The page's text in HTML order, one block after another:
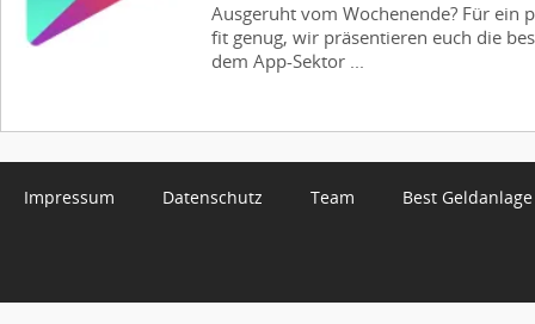
Ausgeruht vom Wochenende? Für ein
fit genug, wir präsentieren euch die
dem App-Sektor ...
Impressum Datenschutz Team Best Geldanlage